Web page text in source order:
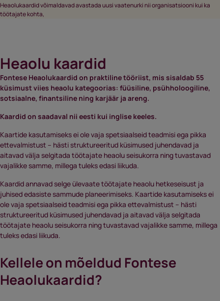
Heaolukaardid võimaldavad avastada uusi vaatenurki nii organisatsiooni kui ka
töötajate kohta,
Heaolu kaardid
Fontese Heaolukaardid on praktiline tööriist, mis sisaldab 55
küsimust viies heaolu kategoorias: füüsiline, psühholoogiline,
sotsiaalne, finantsiline ning karjäär ja areng.
Kaardid on saadaval nii eesti kui inglise keeles.
Kaartide kasutamiseks ei ole vaja spetsiaalseid teadmisi ega pikka
ettevalmistust – hästi struktureeritud küsimused juhendavad ja
aitavad välja selgitada töötajate heaolu seisukorra ning tuvastavad
vajalikke samme, millega tuleks edasi liikuda.
Kaardid annavad selge ülevaate töötajate heaolu hetkeseisust ja
juhised edasiste sammude planeerimiseks. Kaartide kasutamiseks ei
ole vaja spetsiaalseid teadmisi ega pikka ettevalmistust – hästi
struktureeritud küsimused juhendavad ja aitavad välja selgitada
töötajate heaolu seisukorra ning tuvastavad vajalikke samme, millega
tuleks edasi liikuda.
Kellele on mõeldud Fontese
Heaolukaardid?